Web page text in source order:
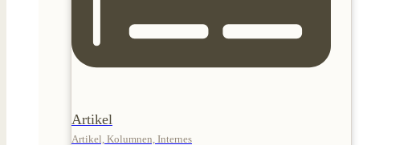
Artikel
Artikel, Kolumnen, Internes